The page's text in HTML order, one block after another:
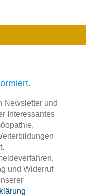
Newsletter und
Interessantes
und Widerruf